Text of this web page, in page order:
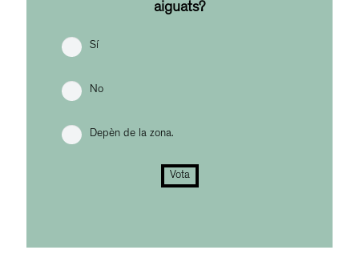
aiguats?
Sí
No
Depèn de la zona.
Vota